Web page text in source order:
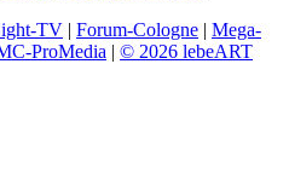
TV | Forum-Cologne | Mega-
ProMedia | © 2026 lebeART